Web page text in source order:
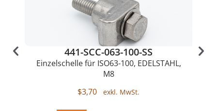
441-SCC-063-100-SS
Einzelschelle für ISO63-100, EDELSTAHL,
M8
$3,70